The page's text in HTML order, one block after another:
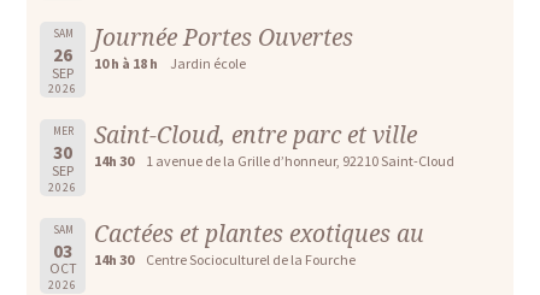
SAM
26
SEP
2026
Journée Portes Ouvertes
10 h à 18 h Jardin école
MER
30
SEP
2026
Saint-Cloud, entre parc et ville
14h 30 1 avenue de la Grille d’honneur, 92210 Saint-Cloud
SAM
03
OCT
2026
Cactées et plantes exotiques au
14h 30 Centre Socioculturel de la Fourche